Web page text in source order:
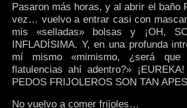
Pasaron más horas, y al abrir el baño
vez… vuelvo a entrar casi con
mis «selladas» bolsas y ¡OH,
INFLADÍSIMA. Y, en una profunda
mí mismo «mimismo, ¿será
flatulencias ahí adentro?» ¡EUREKA!
PEDOS FRIJOLEROS SON TAN
No vuelvo a comer frijoles…